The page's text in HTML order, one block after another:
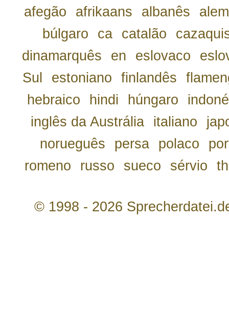
afegão afrikaans albanês
búlgaro
ca catalão
dinamarquês
en eslovaco
Sul
estoniano finlandês
hebraico
hindi húngaro
inglês da Austrália
italiano
norueguês
persa polaco
romeno
russo sueco sérvio th
© 1998 - 2026